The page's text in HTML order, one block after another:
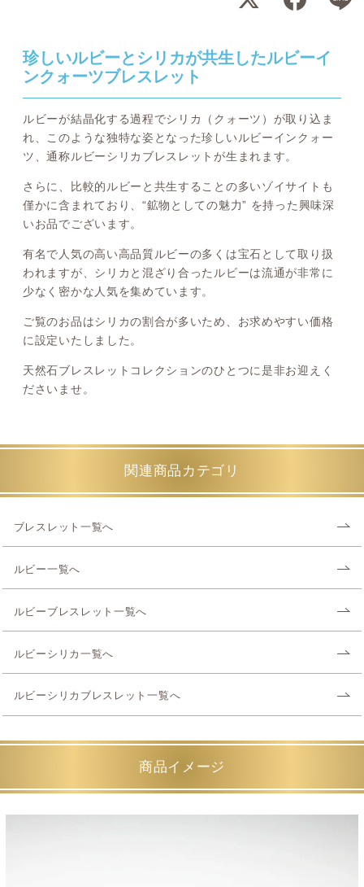
珍しいルビーとシリカが共生したルビーイ
ンクォーツブレスレット
ルビーが結晶化する過程でシリカ（クォーツ）が取り込ま
れ、このような独特な姿となった珍しいルビーインクォー
ツ、通称ルビーシリカブレスレットが生まれます。
さらに、比較的ルビーと共生することの多いゾイサイトも
僅かに含まれており、“鉱物としての魅力” を持った興味深
いお品でございます。
有名で人気の高い高品質ルビーの多くは宝石として取り扱
われますが、シリカと混ざり合ったルビーは流通が非常に
少なく密かな人気を集めています。
ご覧のお品はシリカの割合が多いため、お求めやすい価格
に設定いたしました。
天然石ブレスレットコレクションのひとつに是非お迎えく
ださいませ。
関連商品カテゴリ
ブレスレット一覧へ
ルビー一覧へ
ルビーブレスレット一覧へ
ルビーシリカ一覧へ
ルビーシリカブレスレット一覧へ
商品イメージ